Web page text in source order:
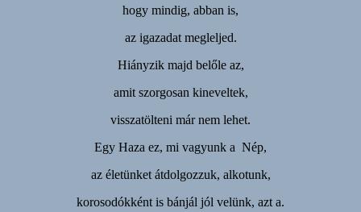
hogy mindig, abban is,
az igazadat megleljed.
Hiányzik majd belőle az,
amit szorgosan kineveltek,
visszatölteni már nem lehet.
Egy Haza ez, mi vagyunk a Nép,
az életünket átdolgozzuk, alkotunk,
korosodókként is bánjál jól velünk, azt a.